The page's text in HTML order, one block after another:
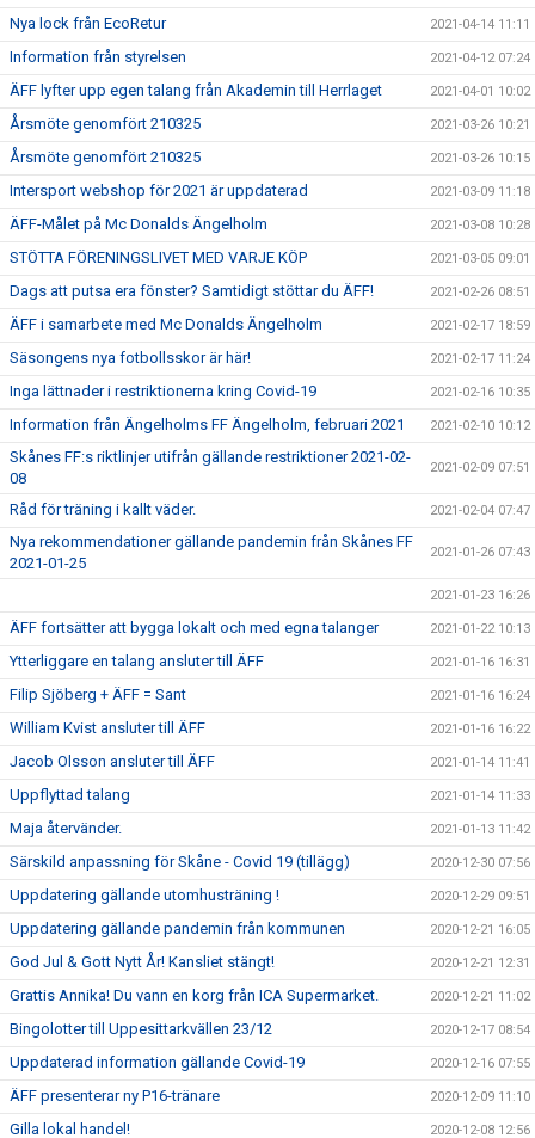
Nya lock från EcoRetur 2021-04-14 11:11
Information från styrelsen 2021-04-12 07:24
ÄFF lyfter upp egen talang från Akademin till Herrlaget 2021-04-01 10:02
Årsmöte genomfört 210325 2021-03-26 10:21
Årsmöte genomfört 210325 2021-03-26 10:15
Intersport webshop för 2021 är uppdaterad 2021-03-09 11:18
ÄFF-Målet på Mc Donalds Ängelholm 2021-03-08 10:28
STÖTTA FÖRENINGSLIVET MED VARJE KÖP 2021-03-05 09:01
Dags att putsa era fönster? Samtidigt stöttar du ÄFF! 2021-02-26 08:51
ÄFF i samarbete med Mc Donalds Ängelholm 2021-02-17 18:59
Säsongens nya fotbollsskor är här! 2021-02-17 11:24
Inga lättnader i restriktionerna kring Covid-19 2021-02-16 10:35
Information från Ängelholms FF Ängelholm, februari 2021 2021-02-10 10:12
Skånes FF:s riktlinjer utifrån gällande restriktioner 2021-02-
08
2021-02-09 07:51
Råd för träning i kallt väder. 2021-02-04 07:47
Nya rekommendationer gällande pandemin från Skånes FF
2021-01-25
2021-01-26 07:43
2021-01-23 16:26
ÄFF fortsätter att bygga lokalt och med egna talanger 2021-01-22 10:13
Ytterliggare en talang ansluter till ÄFF 2021-01-16 16:31
Filip Sjöberg + ÄFF = Sant 2021-01-16 16:24
William Kvist ansluter till ÄFF 2021-01-16 16:22
Jacob Olsson ansluter till ÄFF 2021-01-14 11:41
Uppflyttad talang 2021-01-14 11:33
Maja återvänder. 2021-01-13 11:42
Särskild anpassning för Skåne - Covid 19 (tillägg) 2020-12-30 07:56
Uppdatering gällande utomhusträning ! 2020-12-29 09:51
Uppdatering gällande pandemin från kommunen 2020-12-21 16:05
God Jul & Gott Nytt År! Kansliet stängt! 2020-12-21 12:31
Grattis Annika! Du vann en korg från ICA Supermarket. 2020-12-21 11:02
Bingolotter till Uppesittarkvällen 23/12 2020-12-17 08:54
Uppdaterad information gällande Covid-19 2020-12-16 07:55
ÄFF presenterar ny P16-tränare 2020-12-09 11:10
Gilla lokal handel! 2020-12-08 12:56